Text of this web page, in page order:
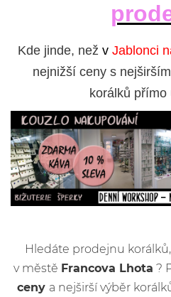
Kde jinde, než v Jablonci
nejnižší ceny s
korálků přímo
Hledáte prodejnu
v městě Francova Lhota ?
ceny a nejširší výběr